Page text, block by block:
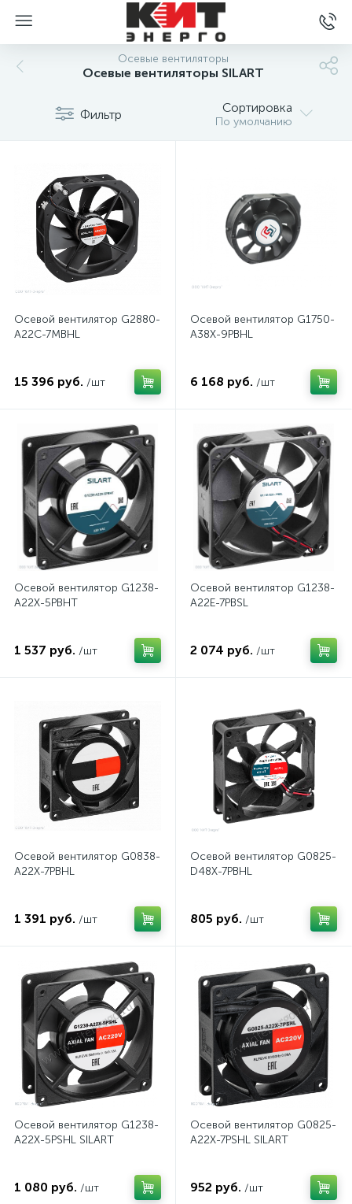
Осевые вентиляторы
Осевые вентиляторы SILART
Фильтр Сортировка
По умолчанию
Осевой вентилятор G2880-
A22C-7MBHL
15 396 руб. /шт
Осевой вентилятор G1750-
A38X-9PBHL
6 168 руб. /шт
Осевой вентилятор G1238-
A22X-5PBHT
1 537 руб. /шт
Осевой вентилятор G1238-
A22E-7PBSL
2 074 руб. /шт
Осевой вентилятор G0838-
A22X-7PBHL
1 391 руб. /шт
Осевой вентилятор G0825-
D48X-7PBHL
805 руб. /шт
Осевой вентилятор G1238-
A22X-5PSHL SILART
1 080 руб. /шт
Осевой вентилятор G0825-
A22X-7PSHL SILART
952 руб. /шт